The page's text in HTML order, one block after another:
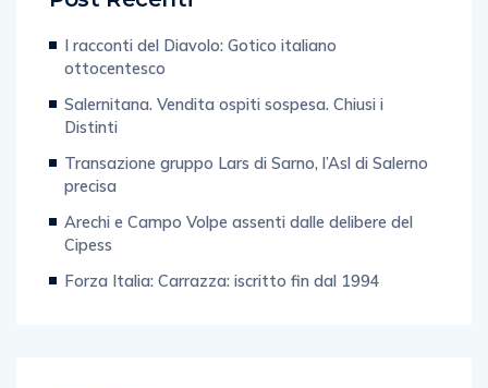
I racconti del Diavolo: Gotico italiano
ottocentesco
Salernitana. Vendita ospiti sospesa. Chiusi i
Distinti
Transazione gruppo Lars di Sarno, l’Asl di Salerno
precisa
Arechi e Campo Volpe assenti dalle delibere del
Cipess
Forza Italia: Carrazza: iscritto fin dal 1994